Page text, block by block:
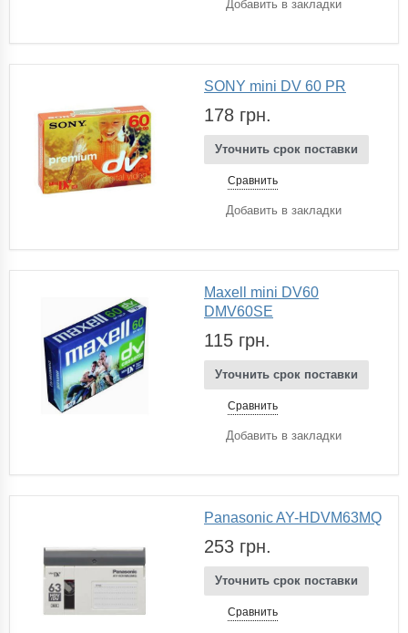
Добавить в закладки
SONY mini DV 60 PR
178 грн.
Уточнить срок поставки
Сравнить
Добавить в закладки
Maxell mini DV60
DMV60SE
115 грн.
Уточнить срок поставки
Сравнить
Добавить в закладки
Panasonic AY-HDVM63MQ
253 грн.
Уточнить срок поставки
Сравнить